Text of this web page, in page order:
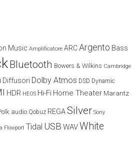
Music Amplificatore ARCArgento Bass
Bluetooth Bowers & Wilkins Cambridge
Diffusori Dolby Atmos DSD Dynamic
HDR HEOS Hi-Fi Home Theater Marantz
audio Qobuz REGASilver Sony
Flowport Tidal USB WAVWhite